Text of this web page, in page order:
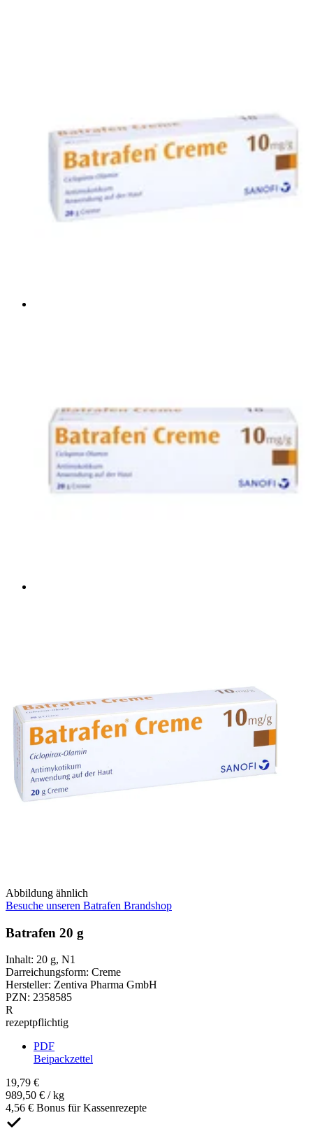
Abbildung ähnlich
Besuche unseren Batrafen Brandshop
Batrafen 20 g
Inhalt: 20 g, N1
Darreichungsform: Creme
Hersteller: Zentiva Pharma GmbH
PZN: 2358585
R
rezeptpflichtig
PDF
Beipackzettel
19,79 €
989,50 € / kg
4,56 € Bonus für Kassenrezepte